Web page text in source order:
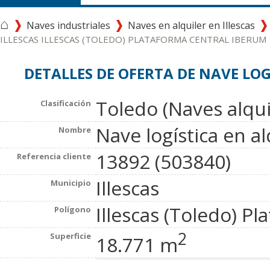
⌂ Naves industriales Naves en alquiler en Illescas
ILLESCAS ILLESCAS (TOLEDO) PLATAFORMA CENTRAL IBERUM
DETALLES DE OFERTA DE NAVE
Clasificación Toledo (Naves
Nombre Nave logística en
Referencia cliente 13892 (503840)
Municipio Illescas
Polígono Illescas (Toledo)
Superficie 18.771 m2